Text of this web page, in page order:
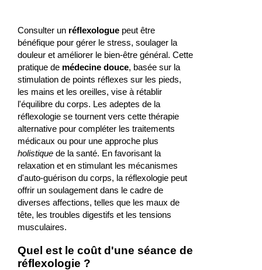
Consulter un réflexologuepeut être
bénéfique pour gérer le stress, soulager la
douleur et améliorer le bien-être général. Cette
pratique de médecine douce, basée sur la
stimulation de points réflexes sur les pieds,
les mains et les oreilles, vise à rétablir
l'équilibre du corps. Les adeptes de la
réflexologie se tournent vers cette thérapie
alternative pour compléter les traitements
médicaux ou pour une approche plus
holistiquede la santé. En favorisant la
relaxation et en stimulant les mécanismes
d'auto-guérison du corps, la réflexologie peut
offrir un soulagement dans le cadre de
diverses affections, telles que les maux de
tête, les troubles digestifs et les tensions
musculaires.
Quel est le coût d'une séance de
réflexologie ?